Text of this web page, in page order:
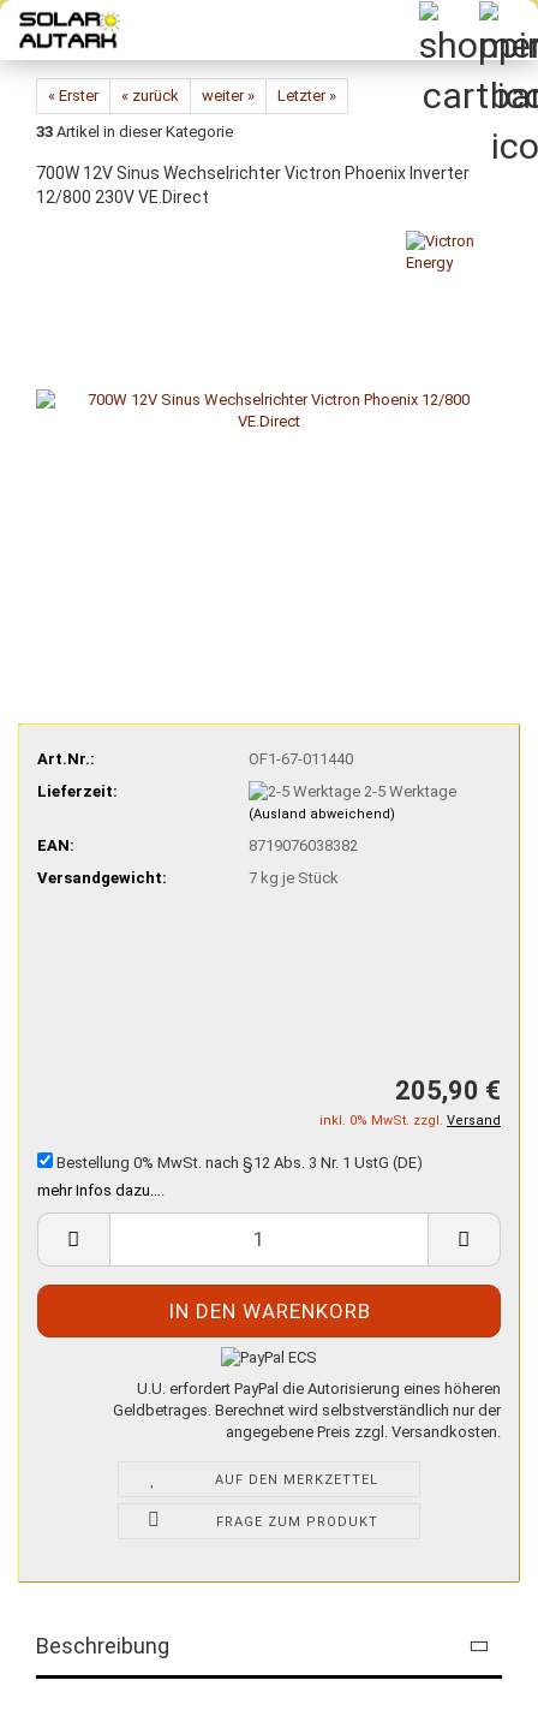
Direkt
zum
Hauptinhalt
« Erster « zurück weiter »
Letzter »
33 Artikel in dieser Kategorie
700W 12V Sinus Wech­sel­rich­ter Vic­tron Phoe­nix In­ver­ter
12/800 230V VE.Di­rect
Art.Nr.:
OF1-67-011440
Lieferzeit:
2-5 Werktage
(Ausland abweichend)
EAN:
8719076038382
Versandgewicht:
7kg je Stück
205,90 €
inkl. 0% MwSt. zzgl. Versand
Bestellung 0% MwSt. nach §12 Abs. 3 Nr. 1 UstG (DE)
mehr Infos dazu…
U.U. erfordert PayPal die Autorisierung eines höheren
Geldbetrages. Berechnet wird selbstverständlich nur der
angegebene Preis zzgl. Versandkosten.
AUF DEN MERKZETTEL
FRAGE ZUM PRODUKT
Beschreibung